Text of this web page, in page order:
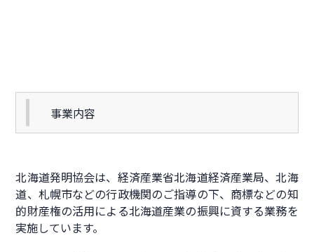
事業内容
北海道発明協会は、経済産業省北海道経済産業局、北海
道、札幌市などの行政機関のご指導の下、商標などの知
的財産権の活用による北海道産業の振興に資する業務を
実施しています。